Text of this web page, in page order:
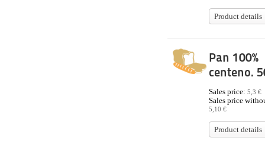
Product details
Pan 100%
centeno.
Sales price: 5,3 €
Sales price
5,10 €
Product details